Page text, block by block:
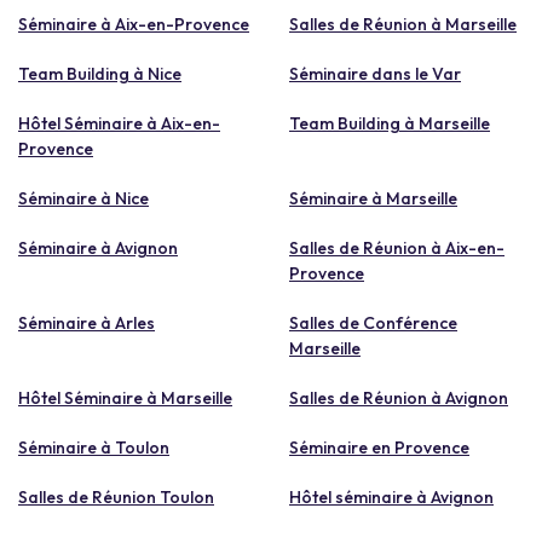
Séminaire à Aix-en-Provence Salles de Réunion à Marseille
Team Building à Nice Séminaire dans le Var
Hôtel Séminaire à Aix-en-
Provence
Team Building à Marseille
Séminaire à Nice Séminaire à Marseille
Séminaire à Avignon
Salles de Réunion à Aix-en-
Provence
Séminaire à Arles
Salles de Conférence
Marseille
Hôtel Séminaire à Marseille Salles de Réunion à Avignon
Séminaire à Toulon Séminaire en Provence
Salles de Réunion Toulon Hôtel séminaire à Avignon